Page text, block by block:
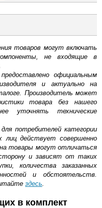
товаров могут включать
не входящие в
официальным
и актуально на
Производитель может
товара без нашего
уточнять технические
потребителей категории
лиц действует совершенно
товары могут отличаться
и зависят от таких
количества заказанных
и обстоятельств.
здесь.
в комплект